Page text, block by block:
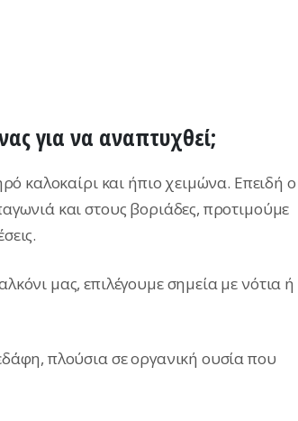
για να αναπτυχθεί;
καλοκαίρι και ήπιο χειμώνα. Επειδή ο
και στους βοριάδες, προτιμούμε
μας, επιλέγουμε σημεία με νότια ή
πλούσια σε οργανική ουσία που